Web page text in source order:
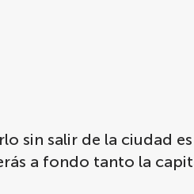
sin salir de la ciudad es
a fondo tanto la